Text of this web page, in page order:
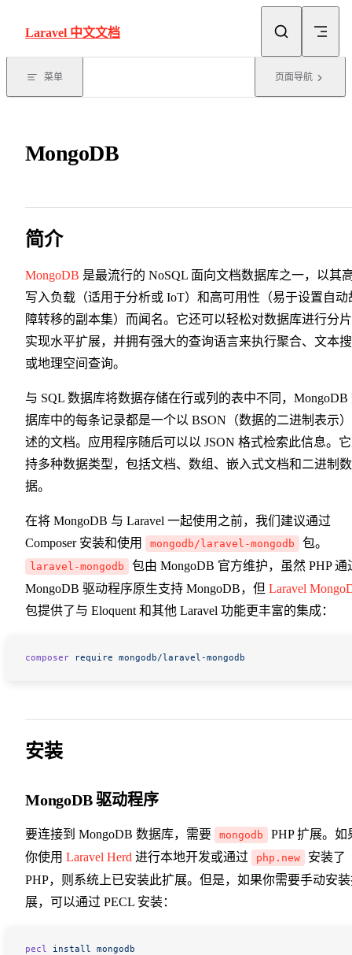
Laravel 中文文档
菜单 页面导航
MongoDB
简介
MongoDB 是最流行的 NoSQL 面向文档数据库之一，以其
写入负载（适用于分析或 IoT）和高可用性（易于设置自动
障转移的副本集）而闻名。它还可以轻松对数据库进行分
实现水平扩展，并拥有强大的查询语言来执行聚合、文本
或地理空间查询。
与 SQL 数据库将数据存储在行或列的表中不同，MongoDB
据库中的每条记录都是一个以 BSON（数据的二进制表示
述的文档。应用程序随后可以以 JSON 格式检索此信息。
持多种数据类型，包括文档、数组、嵌入式文档和二进制数
据。
在将 MongoDB 与 Laravel 一起使用之前，我们建议通过
Composer 安装和使用
mongodb/laravel-mongodb 包。
laravel-mongodb
包由 MongoDB 官方维护，虽然 PHP 通
MongoDB 驱动程序原生支持 MongoDB，但 Laravel
包提供了与 Eloquent 和其他 Laravel 功能更丰富的集成：
composer require mongodb/laravel-mongodb
安装
MongoDB 驱动程序
要连接到 MongoDB 数据库，需要 mongodb
PHP 扩展。如
你使用 Laravel Herd 进行本地开发或通过 php.new
安装了
PHP，则系统上已安装此扩展。但是，如果你需要手动安
展，可以通过 PECL 安装：
pecl install mongodb